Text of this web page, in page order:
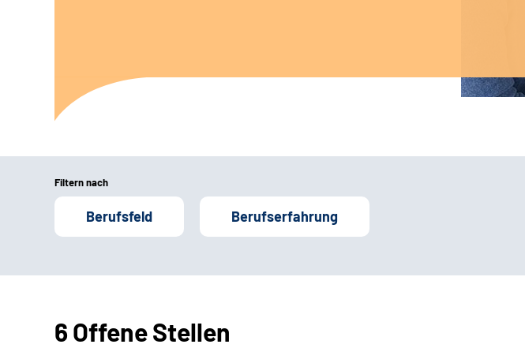
Filtern nach
Berufsfeld Berufserfahrung
6 Offene Stellen